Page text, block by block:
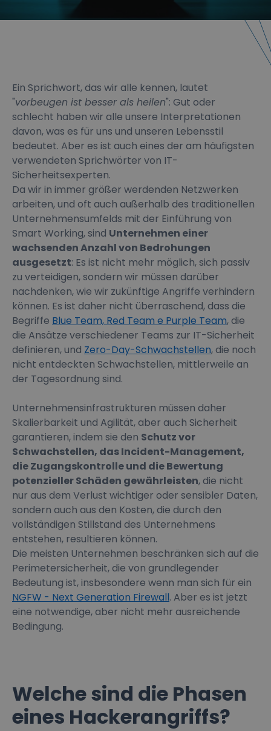
Ein Sprichwort, das wir alle kennen, lautet
"vorbeugen ist besser als heilen": Gut oder
schlecht haben wir alle unsere Interpretationen
davon, was es für uns und unseren Lebensstil
bedeutet. Aber es ist auch eines der am häufigsten
verwendeten Sprichwörter von IT-
Sicherheitsexperten.
Da wir in immer größer werdenden Netzwerken
arbeiten, und oft auch außerhalb des traditionellen
Unternehmensumfelds mit der Einführung von
Smart Working, sind Unternehmen einer
wachsenden Anzahl von Bedrohungen
ausgesetzt: Es ist nicht mehr möglich, sich passiv
zu verteidigen, sondern wir müssen darüber
nachdenken, wie wir zukünftige Angriffe verhindern
können. Es ist daher nicht überraschend, dass die
Begriffe Blue Team, Red Team e Purple Team, die
die Ansätze verschiedener Teams zur IT-Sicherheit
definieren, und Zero-Day-Schwachstellen, die noch
nicht entdeckten Schwachstellen, mittlerweile an
der Tagesordnung sind.
Unternehmensinfrastrukturen müssen daher
Skalierbarkeit und Agilität, aber auch Sicherheit
garantieren, indem sie den Schutz vor
Schwachstellen, das Incident-Management,
die Zugangskontrolle und die Bewertung
potenzieller Schäden gewährleisten, die nicht
nur aus dem Verlust wichtiger oder sensibler Daten,
sondern auch aus den Kosten, die durch den
vollständigen Stillstand des Unternehmens
entstehen, resultieren können.
Die meisten Unternehmen beschränken sich auf die
Perimetersicherheit, die von grundlegender
Bedeutung ist, insbesondere wenn man sich für ein
NGFW - Next Generation Firewall. Aber es ist jetzt
eine notwendige, aber nicht mehr ausreichende
Bedingung.
Welche sind die Phasen
eines Hackerangriffs?